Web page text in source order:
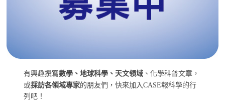
有興趣撰寫數學、地球科學、天文領域 、化學科普文章，
或採訪各領域專家的朋友們，快來加入CASE報科學的行
列吧！